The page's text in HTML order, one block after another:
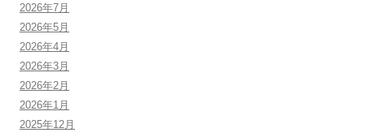
2026年7月
2026年5月
2026年4月
2026年3月
2026年2月
2026年1月
2025年12月